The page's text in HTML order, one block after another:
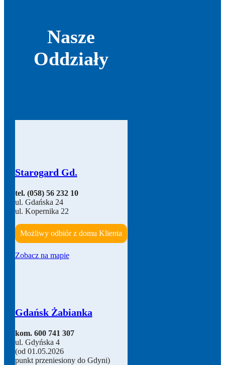
Nasze
Oddziały
Starogard Gd.
tel. (058) 56 232 10
ul. Gdańska 24
ul. Kopernika 22
Możliwy odbiór z domu Klienta
Zobacz na mapie
Gdańsk Żabianka
kom. 600 741 307
ul. Gdyńska 4
(od 01.05.2026
punkt przeniesiony do Gdyni)